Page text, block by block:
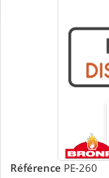
Référence PE-260